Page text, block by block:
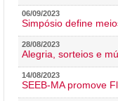
06/09/2023
Simpósio define
28/08/2023
Alegria, sorteios e
14/08/2023
SEEB-MA promove